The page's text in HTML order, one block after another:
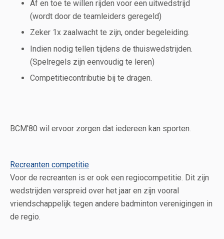
Af en toe te willen rijden voor een uitwedstrijd
(wordt door de teamleiders geregeld)
Zeker 1x zaalwacht te zijn, onder begeleiding.
Indien nodig tellen tijdens de thuiswedstrijden.
(Spelregels zijn eenvoudig te leren)
Competitiecontributie bij te dragen.
BCM'80 wil ervoor zorgen dat iedereen kan sporten.
Recreanten competitie
Voor de recreanten is er ook een regiocompetitie. Dit zijn
wedstrijden verspreid over het jaar en zijn vooral
vriendschappelijk tegen andere badminton verenigingen in
de regio.